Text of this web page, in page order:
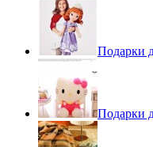
Подарки
Подарки